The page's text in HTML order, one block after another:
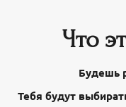
Что
Будешь
Тебя будут